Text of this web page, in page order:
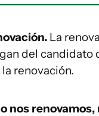
La
del candidato
renovación.
nos renovamos,